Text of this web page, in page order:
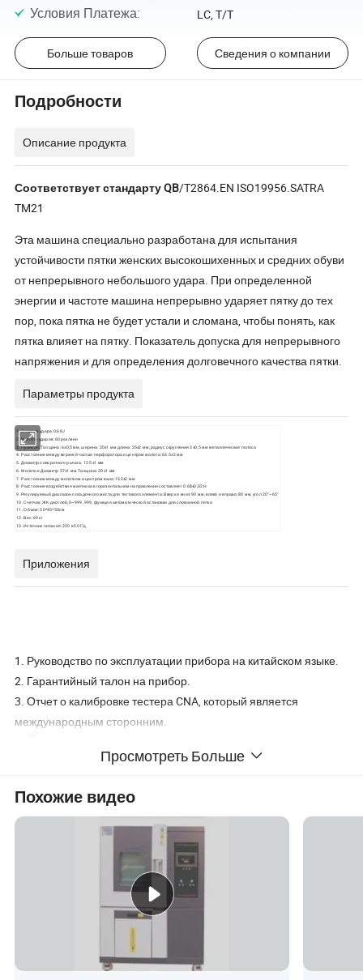
Условия Платежа: LC, T/T
Больше товаров Сведения о компании
Подробности
Описание продукта
Соответствует стандарту QB/T2864.EN ISO19956.SATRA
TM21
Эта машина специально разработана для испытания
устойчивости пятки женских высокошихенных и средних обуви
от непрерывного небольшого удара. При определенной
энергии и частоте машина непрерывно ударяет пятку до тех
пор, пока пятка не будет устали и сломана, чтобы понять, как
пятка влияет на пятку. Показатель допуска для непрерывного
напряжения и для определения долговечного качества пятки.
Параметры продукта
1. Энергия удара: 0,68J
2. Частота ударов: 60 раз/мин
3. Пуансон: Толщина: 6±0,5 мм, ширина: 20±1 мм длина: 35±2 мм, радиус скругления 3±0,5 мм металлическая полоса
4. Расстояние между верхней частью перфоратора и центром молота: 63.5±2 мм
5. Диаметр поворотного рычага: 12.5±1 мм
6. Молоток: Диаметр 57±1 мм Толщина: 20±1 мм
7. Расстояние между молотком и центром вала: 152±2 мм
8. Расстояние воздействия маятника в горизонтальном направлении составляет 0.68±0,02 Н
9. Регулируемый диапазон посадочного места для тестового элемента: Вверх и вниз: 90 мм, влево и вправо: 80 мм, угол 20°~65°
10. Счетчик: ЖК-дисплей, 0~999, 999, функция автоматической остановки для сломанной пятки
11. Объем: 50*45*50см
12. Вес: 69 кг
13. Источник питания: 220 в 50 ГЦ
Приложения
1. Руководство по эксплуатации прибора на китайском языке.
2. Гарантийный талон на прибор.
3. Отчет о калибровке тестера CNA, который является
международным сторонним.
Просмотреть Больше
Похожие видео